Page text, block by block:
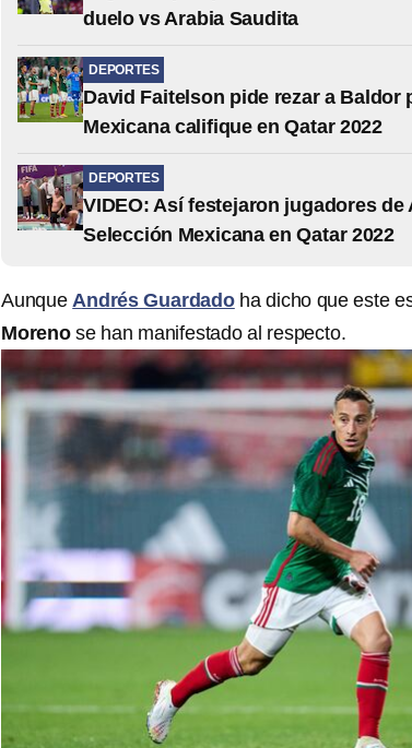
duelo vs Arabia Saudita
DEPORTES
David Faitelson pide rezar a Baldor
Mexicana califique en Qatar 2022
DEPORTES
VIDEO: Así festejaron jugadores
Selección Mexicana en Qatar 2022
AunqueAndrés Guardadoha dicho que este
Morenose han manifestado al respecto.